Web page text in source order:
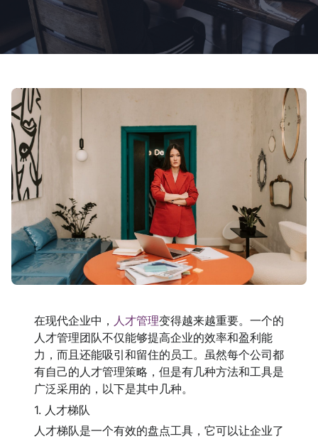
在现代企业中， 人才管理变得越来越重要。一个的
人才管理团队不仅能够提高企业的效率和盈利能
力，而且还能吸引和留住的员工。虽然每个公司都
有自己的人才管理策略，但是有几种方法和工具是
广泛采用的，以下是其中几种。
1. 人才梯队
人才梯队是一个有效的盘点工具，它可以让企业了